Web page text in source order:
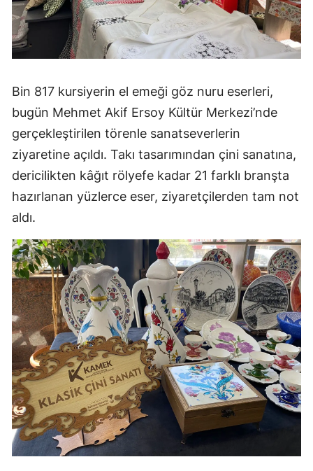
Bin 817 kursiyerin el emeği göz nuru eserleri,
bugün Mehmet Akif Ersoy Kültür Merkezi’nde
gerçekleştirilen törenle sanatseverlerin
ziyaretine açıldı. Takı tasarımından çini sanatına,
dericilikten kâğıt rölyefe kadar 21 farklı branşta
hazırlanan yüzlerce eser, ziyaretçilerden tam not
aldı.